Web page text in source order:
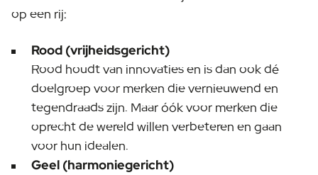
op een rij:
Rood (vrijheidsgericht)
Rood houdt van innovaties en is dan ook dé
doelgroep voor merken die vernieuwend en
tegendraads zijn. Maar óók voor merken die
oprecht de wereld willen verbeteren en gaan
voor hun idealen.
Geel (harmoniegericht)